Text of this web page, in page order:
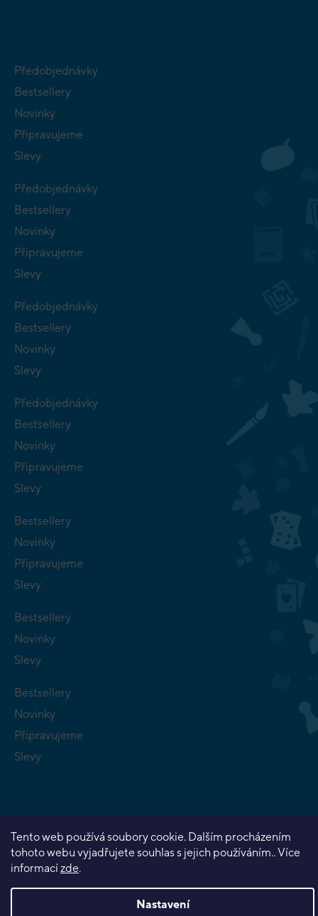
Tento web používá soubory cookie. Dalším procházením
tohoto webu vyjadřujete souhlas s jejich používáním.. Více
informacízde.
Nastavení
Předobjednávky
Bestsellery
Novinky
Připravujeme
Slevy
Předobjednávky
Bestsellery
Novinky
Připravujeme
Slevy
Předobjednávky
Bestsellery
Novinky
Slevy
Předobjednávky
Bestsellery
Novinky
Připravujeme
Slevy
Bestsellery
Novinky
Připravujeme
Slevy
Bestsellery
Novinky
Slevy
Bestsellery
Novinky
Připravujeme
Slevy
Vytvořil Shoptet Premium
Copyright 2026 Planeta her . Všechna práva vyhrazena.